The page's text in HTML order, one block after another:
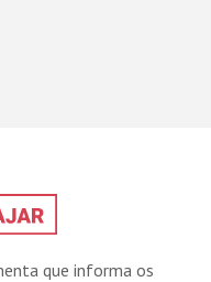
que informa os